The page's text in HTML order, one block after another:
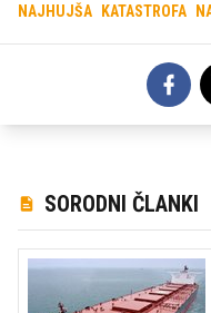
NAJHUJŠA KATASTROFA
SORODNI ČLANKI